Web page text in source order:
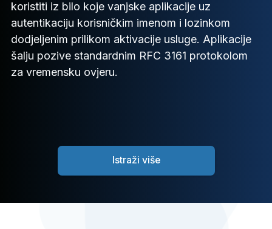
koristiti iz bilo koje vanjske aplikacije uz
autentikaciju korisničkim imenom i lozinkom
dodjeljenim prilikom aktivacije usluge. Aplikacije
šalju pozive standardnim RFC 3161 protokolom
za vremensku ovjeru.
Istraži više